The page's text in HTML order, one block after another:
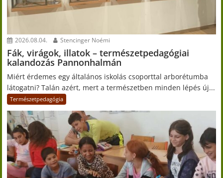
2026.08.04. Stencinger Noémi
Fák, virágok, illatok – természetpedagógiai
kalandozás Pannonhalmán
Miért érdemes egy általános iskolás csoporttal arborétumba
látogatni? Talán azért, mert a természetben minden lépés új...
Természetpedagógia